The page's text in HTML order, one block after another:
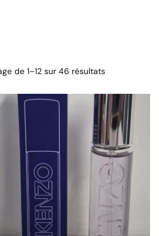
de 1–12 sur 46 résultats